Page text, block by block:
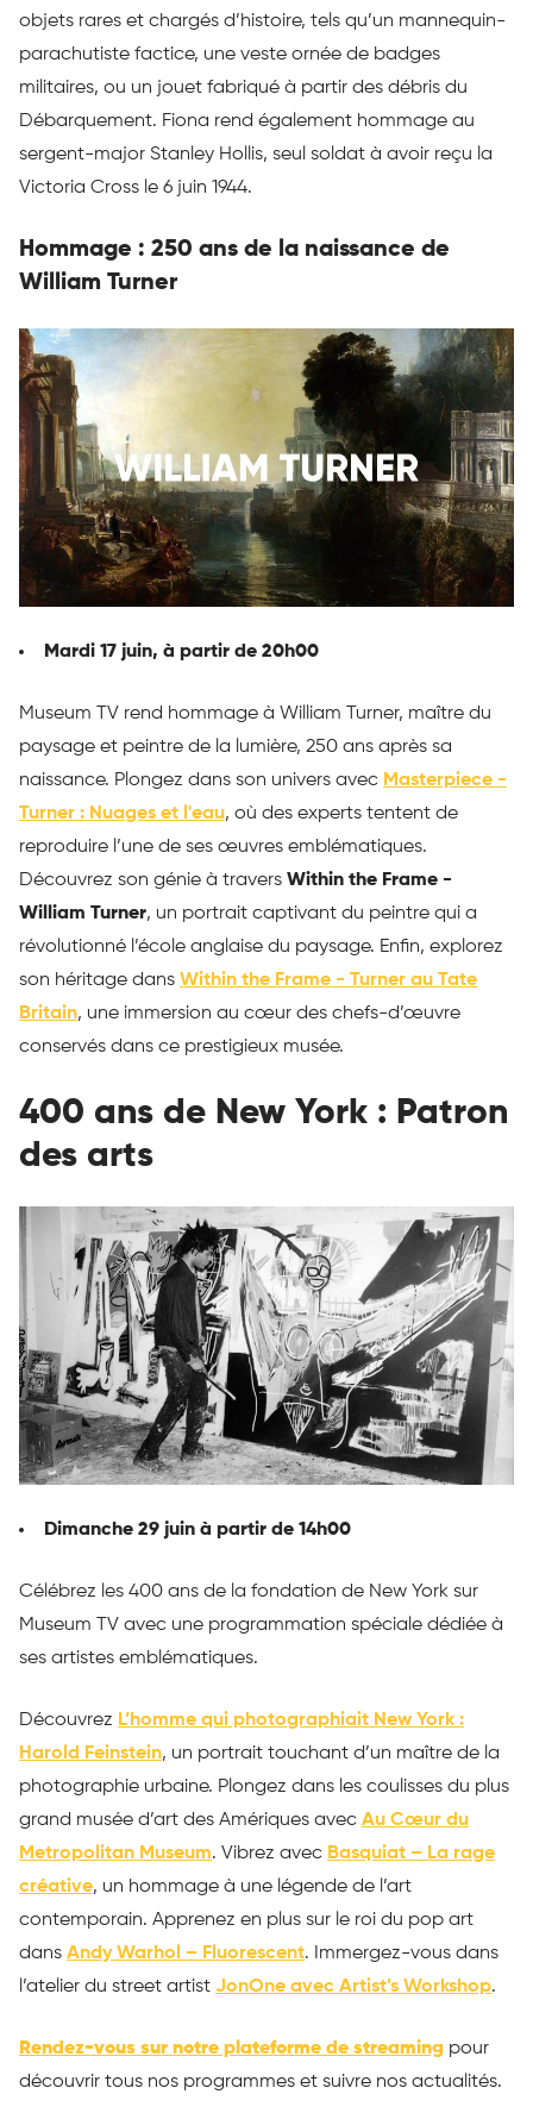
objets rares et chargés d’histoire, tels qu’un mannequin-
parachutiste factice, une veste ornée de badges
militaires, ou un jouet fabriqué à partir des débris du
Débarquement. Fiona rend également hommage au
sergent-major Stanley Hollis, seul soldat à avoir reçu la
Victoria Cross le 6 juin 1944.
Hommage : 250 ans de la naissance de
William Turner
Mardi 17 juin, à partir de 20h00
Museum TV rend hommage à William Turner, maître du
paysage et peintre de la lumière, 250 ans après sa
naissance. Plongez dans son univers avec Masterpiece -
Turner : Nuages et l'eau, où des experts tentent de
reproduire l’une de ses œuvres emblématiques.
Découvrez son génie à travers Within the Frame -
William Turner, un portrait captivant du peintre qui a
révolutionné l’école anglaise du paysage. Enfin, explorez
son héritage dans Within the Frame - Turner au Tate
Britain, une immersion au cœur des chefs-d’œuvre
conservés dans ce prestigieux musée.
400 ans de New York : Patron
des arts
Dimanche 29 juin à partir de 14h00
Célébrez les 400 ans de la fondation de New York sur
Museum TV avec une programmation spéciale dédiée à
ses artistes emblématiques.
Découvrez L’homme qui photographiait New York :
Harold Feinstein, un portrait touchant d’un maître de la
photographie urbaine. Plongez dans les coulisses du plus
grand musée d’art des Amériques avec Au Cœur du
Metropolitan Museum. Vibrez avec Basquiat – La rage
créative, un hommage à une légende de l’art
contemporain. Apprenez en plus sur le roi du pop art
dans Andy Warhol – Fluorescent. Immergez-vous dans
l’atelier du street artist JonOne avec Artist’s Workshop.
Rendez-vous sur notre plateforme de streaming pour
découvrir tous nos programmes et suivre nos actualités.